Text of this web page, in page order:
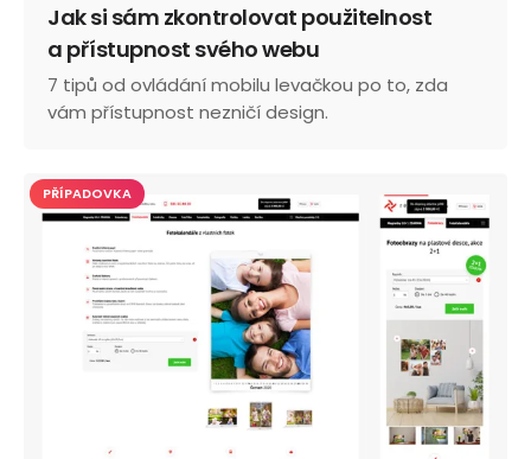
Jak si sám zkontrolovat použitelnost
a přístupnost svého webu
7 tipů od ovládání mobilu levačkou po to, zda
vám přístupnost nezničí design.
PŘÍPADOVKA